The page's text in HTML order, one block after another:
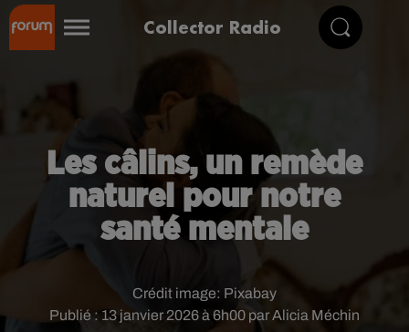
Collector Radio
Les câlins, un remède
naturel pour notre
santé mentale
Publié : 13 janvier 2026 à 6h00 par Alicia Méchin
Crédit image: Pixabay